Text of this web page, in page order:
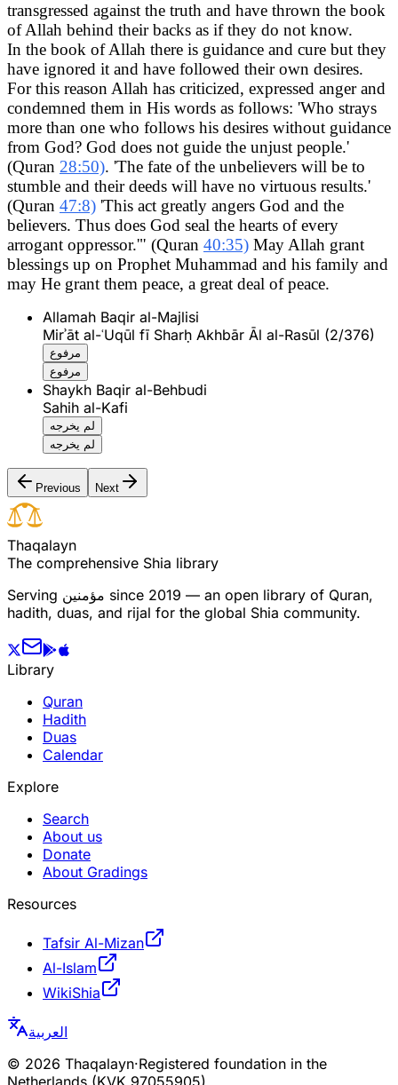
transgressed against the truth and have thrown the book
of Allah behind their backs as if they do not know.
In the book of Allah there is guidance and cure but they
have ignored it and have followed their own desires.
For this reason Allah has criticized, expressed anger and
condemned them in His words as follows: 'Who strays
more than one who follows his desires without guidance
from God? God does not guide the unjust people.'
(Quran 28:50). 'The fate of the unbelievers will be to
stumble and their deeds will have no virtuous results.'
(Quran 47:8) 'This act greatly angers God and the
believers. Thus does God seal the hearts of every
arrogant oppressor.'" (Quran 40:35) May Allah grant
blessings up on Prophet Muhammad and his family and
may He grant them peace, a great deal of peace.
Allamah Baqir al-Majlisi
Mirʾāt al-ʿUqūl fī Sharḥ Akhbār Āl al-Rasūl (2/376)
مرفوع
مرفوع
Shaykh Baqir al-Behbudi
Sahih al-Kafi
لم يخرجه
لم يخرجه
Previous Next
Thaqalayn
The comprehensive Shia library
Serving مؤمنین since 2019 — an open library of Quran,
hadith, duas, and rijal for the global Shia community.
Library
Quran
Hadith
Duas
Calendar
Explore
Search
About us
Donate
About Gradings
Resources
Tafsir Al-Mizan
Al-Islam
WikiShia
العربية
© 2026 Thaqalayn·Registered foundation in the
Netherlands (KVK 97055905)